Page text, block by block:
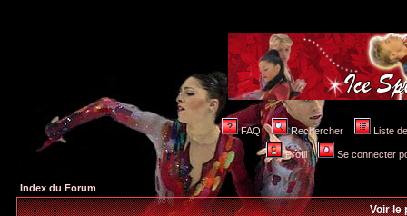
FAQ Rechercher Liste
Profil Se connecter
Index du Forum
Voir le